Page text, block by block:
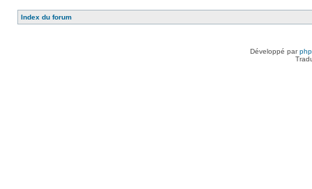
Index du forum
Développé par